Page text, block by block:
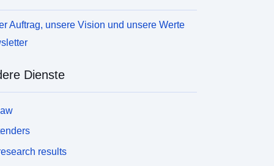
Auftrag, unsere Vision und unsere Werte
Dienste
results